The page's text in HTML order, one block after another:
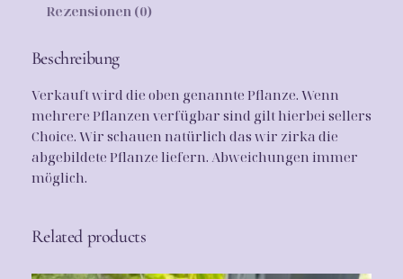
Rezensionen (0)
Beschreibung
Verkauft wird die oben genannte Pflanze. Wenn
mehrere Pflanzen verfügbar sind gilt hierbei sellers
Choice. Wir schauen natürlich das wir zirka die
abgebildete Pflanze liefern. Abweichungen immer
möglich.
Related products